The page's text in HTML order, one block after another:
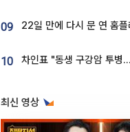
09
10
최신 영상